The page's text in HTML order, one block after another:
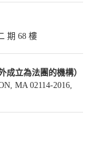
期 68 樓
成立為法團的機構）
MA 02114-2016,